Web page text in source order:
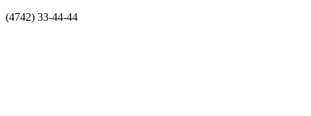
(4742) 33-44-44